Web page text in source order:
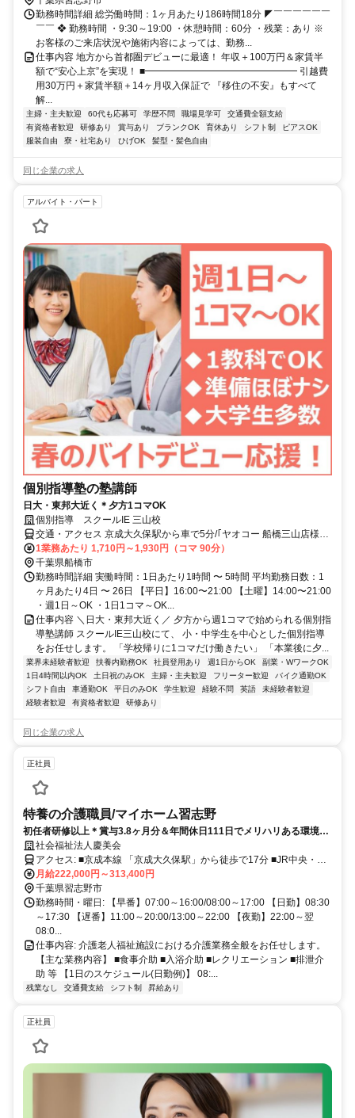
勤務時間詳細 総労働時間：1ヶ月あたり186時間18分 ◤￣￣￣￣￣￣
￣￣ ❖ 勤務時間 ・9:30～19:00 ・休憩時間：60分 ・残業：あり ※
お客様のご来店状況や施術内容によっては、勤務...
仕事内容 地方から首都圏デビューに最適！ 年収＋100万円＆家賃半
額で“安心上京”を実現！ ■━━━━━━━━━━━━━━━━ 引越費
用30万円＋家賃半額＋14ヶ月収入保証で 『移住の不安』もすべて
解...
主婦・主夫歓迎 60代も応募可 学歴不問 職場見学可
交通費全額支給
有資格者歓迎
研修あり 賞与あり ブランクOK 育休あり シフト制
ピアスOK
服装自由
寮・社宅あり ひげOK 髪型・髪色自由
同じ企業の求人
アルバイト・パート
個別指導塾の塾講師
日大・東邦大近く＊夕方1コマOK
個別指導 スクールIE 三山校
交通・アクセス 京成大久保駅から車で5分/｢ヤオコー 船橋三山店様｣
近く
1業務あたり 1,710円～1,930円（コマ 90分）
千葉県船橋市
勤務時間詳細 実働時間：1日あたり1時間 〜 5時間 平均勤務日数：1
ヶ月あたり4日 〜 26日 【平日】16:00〜21:00 【土曜】14:00〜21:00
・週1日～OK ・1日1コマ～OK...
仕事内容 ＼日大・東邦大近く／ 夕方から週1コマで始められる個別指
導塾講師 スクールIE三山校にて、 小・中学生を中心とした個別指導
をお任せします。 「学校帰りに1コマだけ働きたい」 「本業後に夕...
業界未経験者歓迎 扶養内勤務OK 社員登用あり 週1日からOK
副業・WワークOK
1日4時間以内OK
土日祝のみOK 主婦・主夫歓迎 フリーター歓迎
バイク通勤OK
シフト自由
車通勤OK 平日のみOK 学生歓迎 経験不問 英語
未経験者歓迎
経験者歓迎
有資格者歓迎 研修あり
同じ企業の求人
正社員
特養の介護職員/マイホーム習志野
初任者研修以上＊賞与3.8ヶ月分＆年間休日111日でメリハリある環境◎
大手社会福祉法人の安定基盤あります◎車通勤OK
社会福祉法人慶美会
アクセス: ■京成本線 「京成大久保駅」から徒歩で17分 ■JR中央・総
武線 「幕張本郷駅」から徒歩で15分 ■京成千葉線 「京成幕張本郷
駅」から徒歩で15分
月給222,000円～313,400円
千葉県習志野市
勤務時間・曜日: 【早番】07:00～16:00/08:00～17:00 【日勤】08:30
～17:30 【遅番】11:00～20:00/13:00～22:00 【夜勤】22:00～翌
08:0...
仕事内容: 介護老人福祉施設における介護業務全般をお任せします。
【主な業務内容】 ■食事介助 ■入浴介助 ■レクリエーション ■排泄介
助 等 【1日のスケジュール(日勤例)】 08:...
残業なし 交通費支給 シフト制 昇給あり
正社員